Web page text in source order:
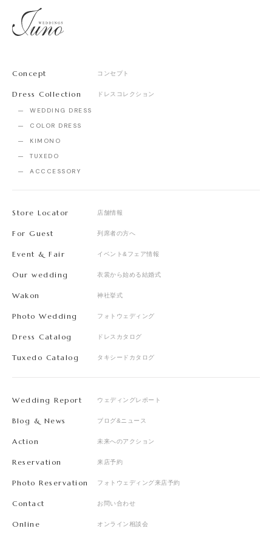
Concept コンセプト
Dress Collection ドレスコレクション
WEDDING DRESS
COLOR DRESS
KIMONO
TUXEDO
ACCCESSORY
Store Locator 店舗情報
For Guest 列席者の方へ
Event & Fair イベント&フェア情報
Our wedding 衣裳から始める結婚式
Wakon 神社挙式
Photo Wedding フォトウェディング
Dress Catalog ドレスカタログ
Tuxedo Catalog タキシードカタログ
Wedding Report ウェディングレポート
Blog & News ブログ&ニュース
Action 未来へのアクション
Reservation 来店予約
Photo Reservation フォトウェディング来店予約
Contact お問い合わせ
Online オンライン相談会